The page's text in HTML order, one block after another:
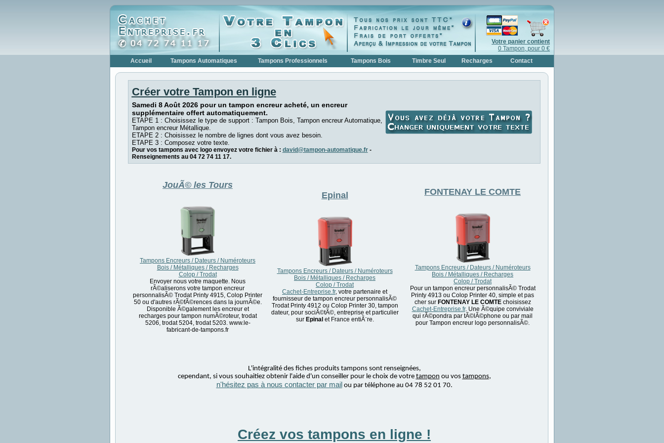
Votre panier contient
0 Tampon, pour 0 €
Accueil
Tampons Automatiques Tampons Professionnels Tampons Bois Timbre Seul Recharges Contact
Créer votre Tampon en ligne
Samedi 8 Août 2026 pour un tampon encreur acheté, un encreur
supplémentaire offert automatiquement.
ETAPE 1 : Choisissez le type de support : Tampon Bois, Tampon encreur Automatique,
Tampon encreur Métallique.
ETAPE 2 : Choisissez le nombre de lignes dont vous avez besoin.
ETAPE 3 : Composez votre texte.
Pour vos tampons avec logo envoyez votre fichier à : david@tampon-automatique.fr-
Renseignements au 04 72 74 11 17.
JouÃ© les Tours
Tampons Encreurs / Dateurs / Numéroteurs
Bois / Métalliques / Recharges
Colop / Trodat
Envoyer nous votre maquette. Nous
rÃ©aliserons votre tampon encreur
personnalisÃ© Trodat Printy 4915, Colop Printer
50 ou d'autres rÃ©fÃ©rences dans la journÃ©e.
Disponible Ã©galement les encreur et
recharges pour tampon numÃ©roteur, trodat
5206, trodat 5204, trodat 5203. www.le-
fabricant-de-tampons.fr
Epinal
Tampons Encreurs / Dateurs / Numéroteurs
Bois / Métalliques / Recharges
Colop / Trodat
Cachet-Entreprise.fr, votre partenaire et
fournisseur de tampon encreur personnalisÃ©
Trodat Printy 4912 ou Colop Printer 30, tampon
dateur, pour sociÃ©tÃ©, entreprise et particulier
sur Epinal et France entiÃ¨re.
FONTENAY LE COMTE
Tampons Encreurs / Dateurs / Numéroteurs
Bois / Métalliques / Recharges
Colop / Trodat
Pour un tampon encreur personnalisÃ© Trodat
Printy 4913 ou Colop Printer 40, simple et pas
cher sur FONTENAY LE COMTEchoisissez
Cachet-Entreprise.fr. Une Ã©quipe conviviale
qui rÃ©pondra par tÃ©lÃ©phone ou par mail
pour Tampon encreur logo personnalisÃ©.
L'intégralité des fiches produits tampons sont renseignées,
cependant, si vous souhaitiez obtenir l'aide d'un conseiller pour le choix de votre tampon ou vos tampons,
n'hésitez pas à nous contacter par mailou par téléphone au 04 78 52 01 70.
Créez vos tampons en ligne !